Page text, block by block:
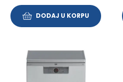
DODAJ U KORPU